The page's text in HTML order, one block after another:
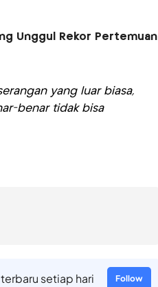
Unggul Rekor Pertemuan
yang luar biasa,
benar tidak bisa
setiap hari Follow